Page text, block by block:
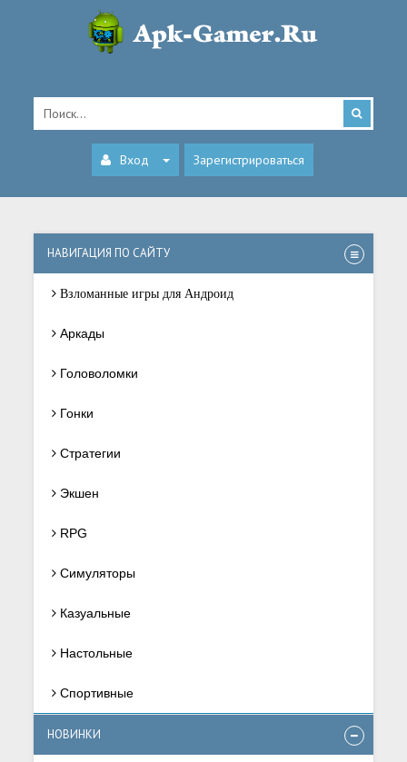
Вход Зарегистрироваться
НАВИГАЦИЯ ПО САЙТУ
Взломанные игры для Андроид
Аркады
Головоломки
Гонки
Стратегии
Экшен
RPG
Симуляторы
Казуальные
Настольные
Спортивные
НОВИНКИ